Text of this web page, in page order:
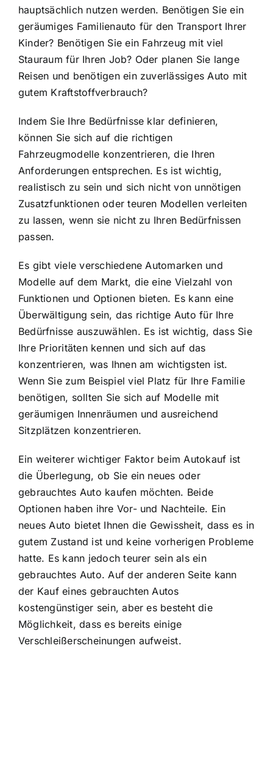
hauptsächlich nutzen werden. Benötigen Sie ein
geräumiges Familienauto für den Transport Ihrer
Kinder? Benötigen Sie ein Fahrzeug mit viel
Stauraum für Ihren Job? Oder planen Sie lange
Reisen und benötigen ein zuverlässiges Auto mit
gutem Kraftstoffverbrauch?
Indem Sie Ihre Bedürfnisse klar definieren,
können Sie sich auf die richtigen
Fahrzeugmodelle konzentrieren, die Ihren
Anforderungen entsprechen. Es ist wichtig,
realistisch zu sein und sich nicht von unnötigen
Zusatzfunktionen oder teuren Modellen verleiten
zu lassen, wenn sie nicht zu Ihren Bedürfnissen
passen.
Es gibt viele verschiedene Automarken und
Modelle auf dem Markt, die eine Vielzahl von
Funktionen und Optionen bieten. Es kann eine
Überwältigung sein, das richtige Auto für Ihre
Bedürfnisse auszuwählen. Es ist wichtig, dass Sie
Ihre Prioritäten kennen und sich auf das
konzentrieren, was Ihnen am wichtigsten ist.
Wenn Sie zum Beispiel viel Platz für Ihre Familie
benötigen, sollten Sie sich auf Modelle mit
geräumigen Innenräumen und ausreichend
Sitzplätzen konzentrieren.
Ein weiterer wichtiger Faktor beim Autokauf ist
die Überlegung, ob Sie ein neues oder
gebrauchtes Auto kaufen möchten. Beide
Optionen haben ihre Vor- und Nachteile. Ein
neues Auto bietet Ihnen die Gewissheit, dass es in
gutem Zustand ist und keine vorherigen Probleme
hatte. Es kann jedoch teurer sein als ein
gebrauchtes Auto. Auf der anderen Seite kann
der Kauf eines gebrauchten Autos
kostengünstiger sein, aber es besteht die
Möglichkeit, dass es bereits einige
Verschleißerscheinungen aufweist.